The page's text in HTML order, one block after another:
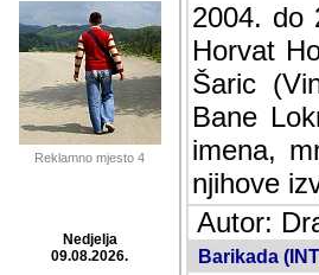
Reklamno mjesto 4
2004. do
Horvat
Šaric
Bane
imena,
njihove
Autor:
Barikada